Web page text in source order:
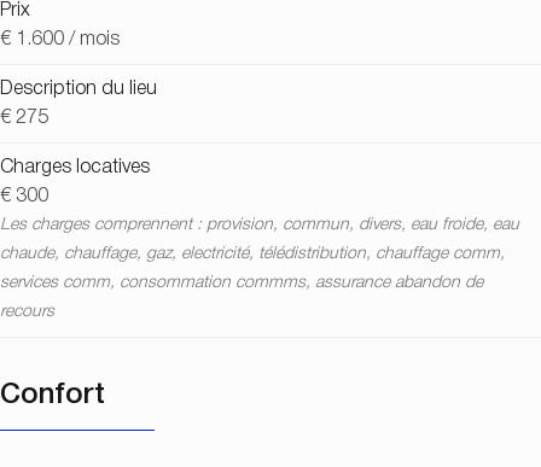
Prix
€ 1.600 / mois
Description du lieu
€ 275
Charges locatives
€ 300
Les charges comprennent : provision, commun, divers, eau froide, eau
chaude, chauffage, gaz, electricité, télédistribution, chauffage comm,
services comm, consommation commms, assurance abandon de
recours
Confort